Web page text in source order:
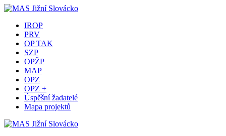
IROP
PRV
OP TAK
SZP
OPŽP
MAP
OPZ
OPZ +
Úspěšní žadatelé
Mapa projektů